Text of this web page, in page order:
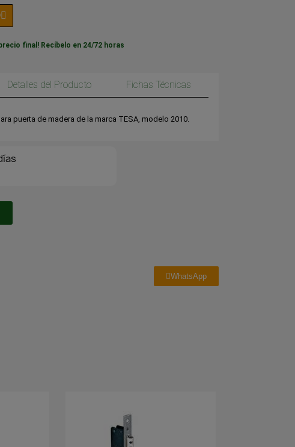
final! Recíbelo en 24/72 horas
Detalles del Producto Fichas Técnicas
puerta de madera de la marca TESA, modelo 2010.
WhatsApp